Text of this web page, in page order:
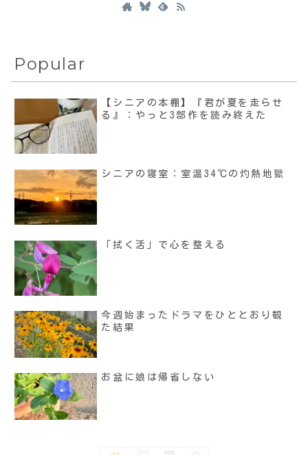
Popular
【シニアの本棚】『君が夏を走らせ
る』：やっと3部作を読み終えた
シニアの寝室：室温34℃の灼熱地獄
「拭く活」で心を整える
今週始まったドラマをひととおり観
た結果
お盆に娘は帰省しない